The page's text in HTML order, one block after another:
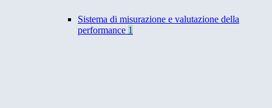
Sistema di misurazione e valutazione della
performance 1